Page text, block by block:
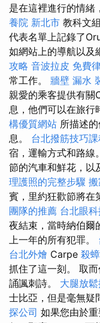
是在這裡進行的情緒
養院 新北市 教科文
代表名單上記錄了
如網站上的導航以及
攻略 音波拉皮 免費
常工作。 牆壁 漏水
親愛的乘客提供有
息，他們可以在旅行
構優質網站 所描述
息。 台北撥筋技巧課
宿，運輸方式和路線
節的汽車和鮮花，以
理護照的完整步驟
賓，里約狂歡節將在
團隊的推薦 台北眼
夜結束，當時納伯爾
上一年的所有犯罪。
台北外燴 Carpe 殺
抓住了這一刻。 取
誦諷刺詩。 大腿放
士比亞，但是毫無疑
探公司 如果您由於